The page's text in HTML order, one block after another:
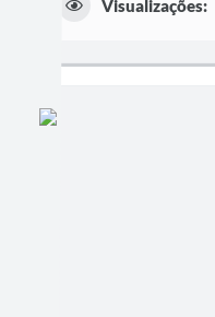
Visualizações: